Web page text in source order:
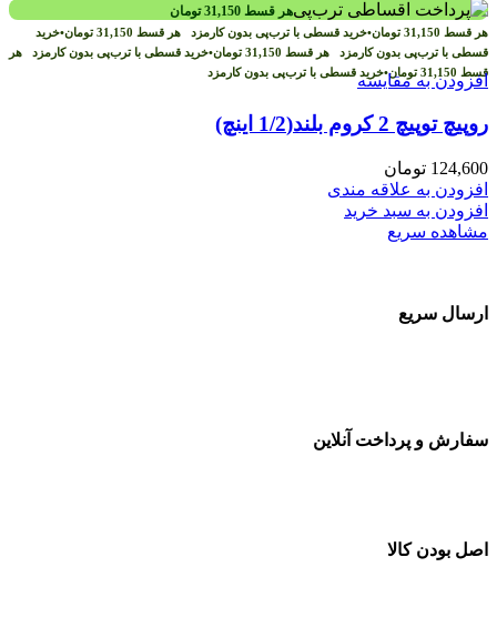
هر قسط 31,150 تومان
هر قسط 31,150 تومان•خرید قسطی با ترب‌پی بدون کارمزد هر قسط 31,150 تومان•خرید
قسطی با ترب‌پی بدون کارمزد هر قسط 31,150 تومان•خرید قسطی با ترب‌پی بدون کارمزد هر
قسط 31,150 تومان•خرید قسطی با ترب‌پی بدون کارمزدافزودن به مقایسه
روپیچ توپیچ 2 کروم بلند(1/2 اینچ)
124,600 تومان
افزودن به علاقه مندی
افزودن به سبد خرید
مشاهده سریع
ارسال سریع
سفارش و پرداخت آنلاین
اصل بودن کالا